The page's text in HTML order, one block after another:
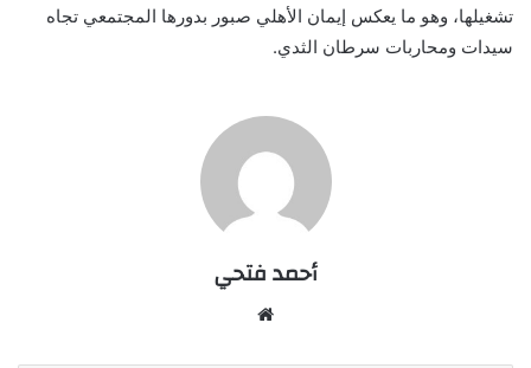
تشغيلها، وهو ما يعكس إيمان الأهلي صبور بدورها المجتمعي تجاه
سيدات ومحاربات سرطان الثدي.
أحمد فتحي